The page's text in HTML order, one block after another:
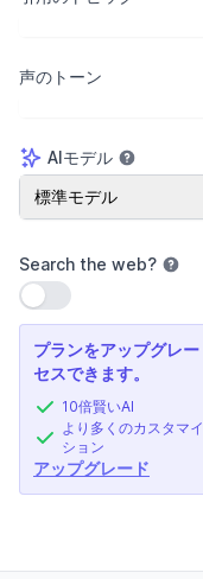
声のトーン
AIモデル
AIモデル
標準モデル
Search the web?
設定を使用
プランをアップグレ
セスできます。
10倍賢いAI
より多くのカスタマ
ション
アップグレード